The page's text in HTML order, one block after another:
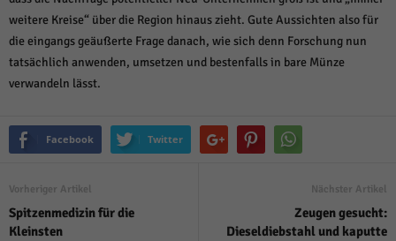
weitere Kreise“ über die Region hinaus zieht. Gute Aussichten also für
die eingangs geäußerte Frage danach, wie sich denn Forschung nun
tatsächlich anwenden, umsetzen und bestenfalls in bare Münze
verwandeln lässt.
Facebook Twitter
Vorheriger Artikel
Spitzenmedizin für die
Kleinsten
Nächster Artikel
Zeugen gesucht:
Dieseldiebstahl und kaputte